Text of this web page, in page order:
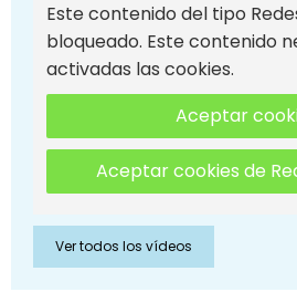
Este contenido del tipo
bloqueado. Este contenido
activadas las cookies.
Aceptar
Aceptar cookies de
Ver todos los vídeos